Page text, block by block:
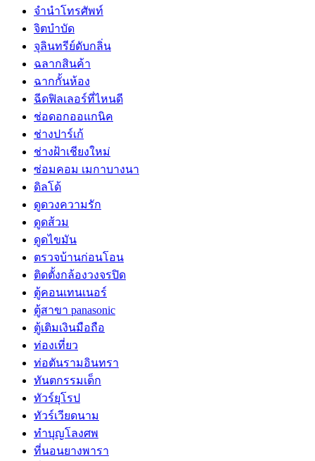
จำนำโทรศัพท์
จิตบำบัด
จุลินทรีย์ดับกลิ่น
ฉลากสินค้า
ฉากกั้นห้อง
ฉีดฟิลเลอร์ที่ไหนดี
ช่อดอกออแกนิค
ช่างปาร์เก้
ช่างฝ้าเชียงใหม่
ซ่อมคอม เมกาบางนา
ดิลโด้
ดูดวงความรัก
ดูดส้วม
ดูดไขมัน
ตรวจบ้านก่อนโอน
ติดตั้งกล้องวงจรปิด
ตู้คอนเทนเนอร์
ตู้สาขา panasonic
ตู้เติมเงินมือถือ
ท่องเที่ยว
ท่อตันรามอินทรา
ทันตกรรมเด็ก
ทัวร์ยุโรป
ทัวร์เวียดนาม
ทำบุญโลงศพ
ที่นอนยางพารา